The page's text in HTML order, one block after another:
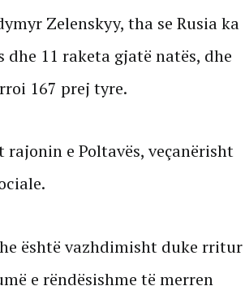
Zelenskyy, tha se Rusia ka
11 raketa gjatë natës, dhe
167 prej tyre.
e Poltavës, veçanërisht
është vazhdimisht duke rritur
e rëndësishme të merren